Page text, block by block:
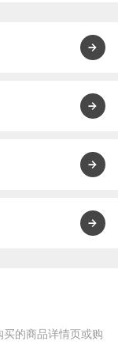
买的商品详情页或购